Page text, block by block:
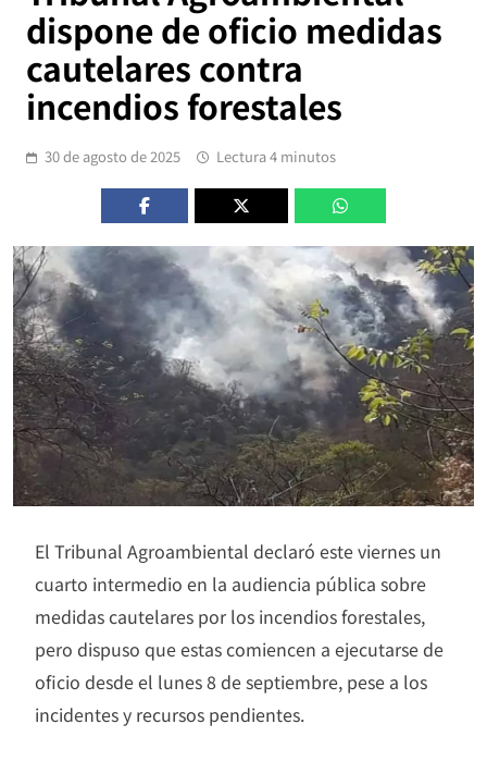
dispone de oficio medidas
cautelares contra
incendios forestales
30 de agosto de 2025 Lectura 4 minutos
El Tribunal Agroambiental declaró este viernes un
cuarto intermedio en la audiencia pública sobre
medidas cautelares por los incendios forestales,
pero dispuso que estas comiencen a ejecutarse de
oficio desde el lunes 8 de septiembre, pese a los
incidentes y recursos pendientes.